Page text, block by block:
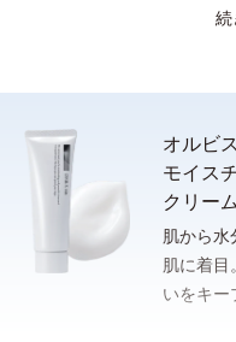
さっと泡立てられるもっ
洗顔後、清潔な手のひら
続
オルビ
モイス
クリー
肌から水
肌に着目
いをキー